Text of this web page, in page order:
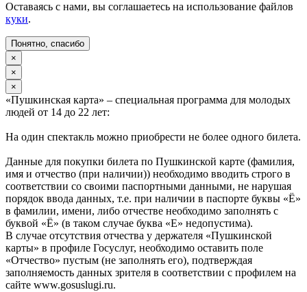
Оставаясь с нами, вы соглашаетесь на использование файлов
куки.
Понятно, спасибо
×
×
×
«Пушкинская карта» – специальная программа для молодых
людей от 14 до 22 лет:
На один спектакль можно приобрести не более одного билета.
Данные для покупки билета по Пушкинской карте (фамилия,
имя и отчество (при наличии)) необходимо вводить строго в
соответствии со своими паспортными данными, не нарушая
порядок ввода данных, т.е. при наличии в паспорте буквы «Ё»
в фамилии, имени, либо отчестве необходимо заполнять с
буквой «Ё» (в таком случае буква «Е» недопустима).
В случае отсутствия отчества у держателя «Пушкинской
карты» в профиле Госуслуг, необходимо оставить поле
«Отчество» пустым (не заполнять его), подтверждая
заполняемость данных зрителя в соответствии с профилем на
сайте www.gosuslugi.ru.